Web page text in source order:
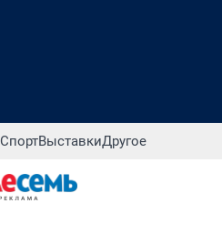
СпортВыставкиДругое